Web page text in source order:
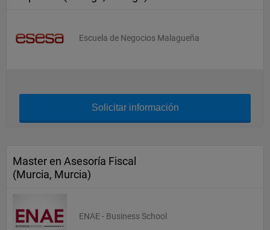
Escuela de Negocios Malagueña
Solicitar información
Master en Asesoría Fiscal
(Murcia, Murcia)
ENAE - Business School